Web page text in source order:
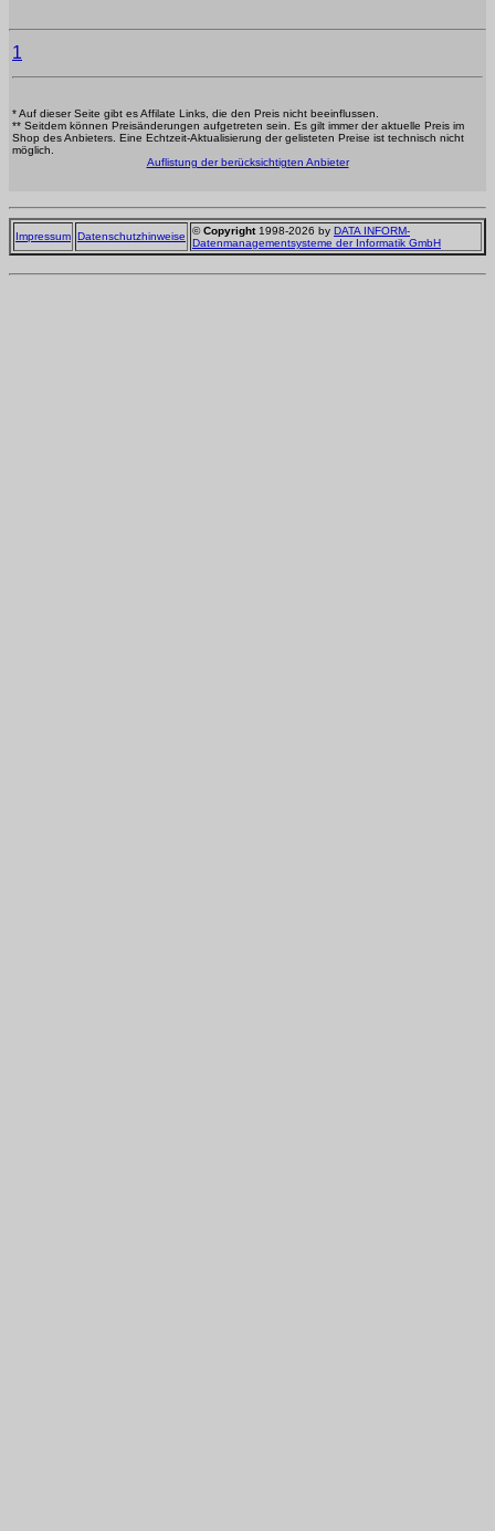
1
* Auf dieser Seite gibt es Affilate Links, die den Preis nicht beeinflussen.
** Seitdem können Preisänderungen aufgetreten sein. Es gilt immer der aktuelle Preis im
Shop des Anbieters. Eine Echtzeit-Aktualisierung der gelisteten Preise ist technisch nicht
möglich.
Auflistung der berücksichtigten Anbieter
Impressum Datenschutzhinweise ©Copyright1998-2026 by DATA INFORM-
Datenmanagementsysteme der Informatik GmbH